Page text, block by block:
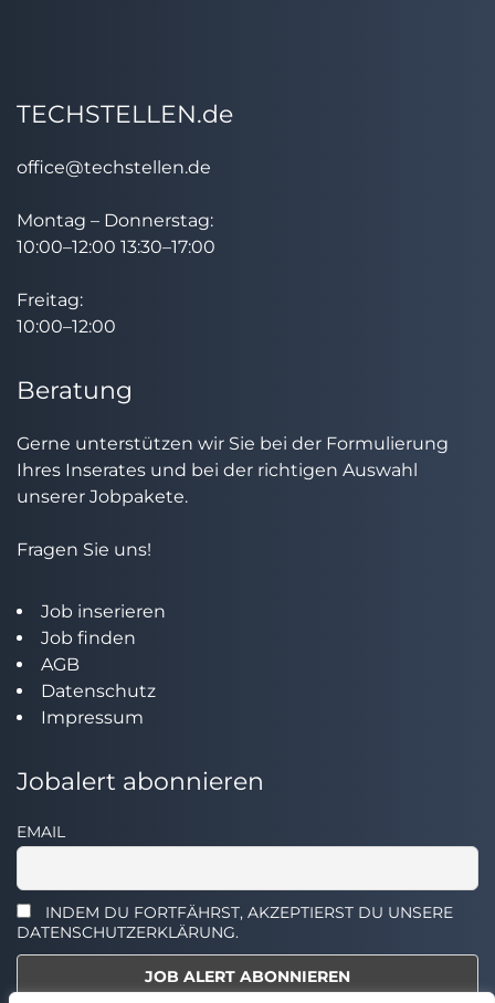
TECHSTELLEN.de
office@techstellen.de
Montag – Donnerstag:
10:00–12:00 13:30–17:00
Freitag:
10:00–12:00
Beratung
Gerne unterstützen wir Sie bei der Formulierung
Ihres Inserates und bei der richtigen Auswahl
unserer Jobpakete.
Fragen Sie uns!
Job inserieren
Job finden
AGB
Datenschutz
Impressum
Jobalert abonnieren
EMAIL
INDEM DU FORTFÄHRST, AKZEPTIERST DU UNSERE
DATENSCHUTZERKLÄRUNG.